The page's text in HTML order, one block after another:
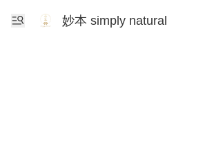
妙本 simply natural